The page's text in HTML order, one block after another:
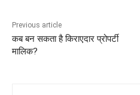
o
o
p
p
n
m
Previous article
कब बन सकता है किराएदार प्रोपर्टी
मालिक?